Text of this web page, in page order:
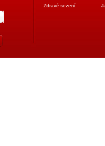
Zdravé sezení